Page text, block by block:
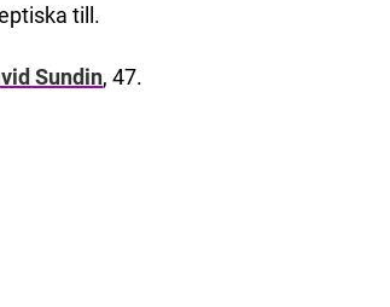
till.
Sundin, 47.